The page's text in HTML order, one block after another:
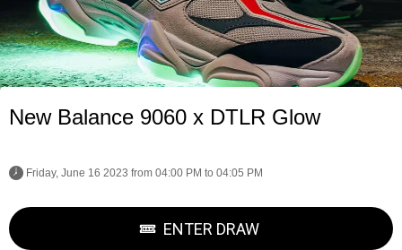
New Balance 9060 x DTLR Glow
Friday, June 16 2023 from 04:00 PM to 04:05 PM
ENTER DRAW